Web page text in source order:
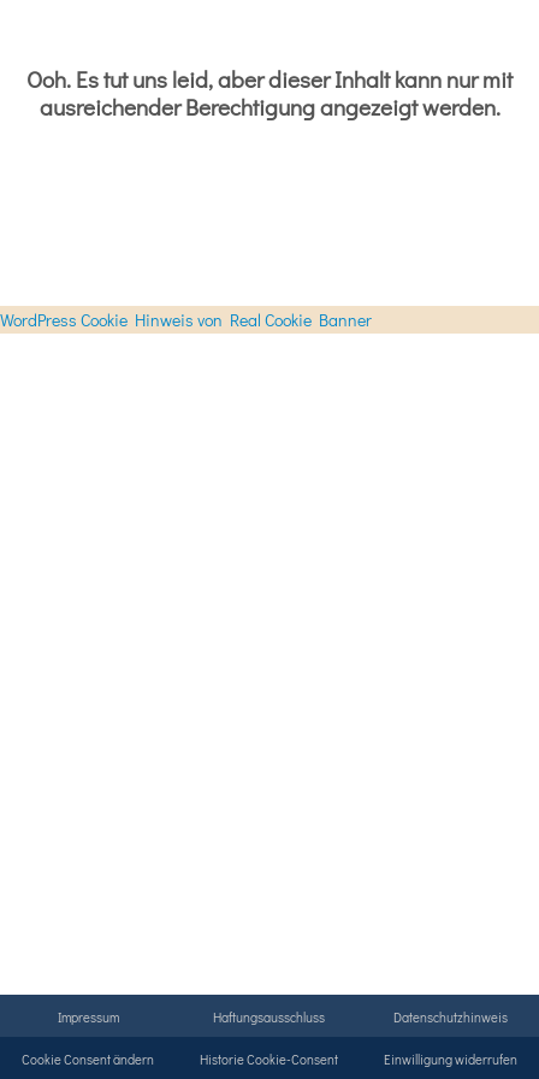
Ooh. Es tut uns leid, aber dieser Inhalt kann nur mit
ausreichender Berechtigung angezeigt werden.
Cookie Consent ändern Historie Cookie-Consent Einwilligung widerrufen
Impressum Haftungsausschluss Datenschutzhinweis
WordPress Cookie Hinweis von Real Cookie Banner